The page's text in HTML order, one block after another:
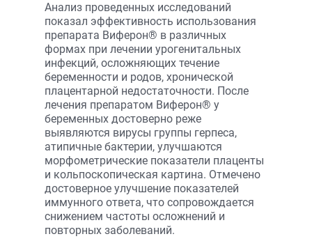
Анализ проведенных исследований
показал эффективность использования
препарата Виферон® в различных
формах при лечении урогенитальных
инфекций, осложняющих течение
беременности и родов, хронической
плацентарной недостаточности. После
лечения препаратом Виферон® у
беременных достоверно реже
выявляются вирусы группы герпеса,
атипичные бактерии, улучшаются
морфометрические показатели плаценты
и кольпоскопическая картина. Отмечено
достоверное улучшение показателей
иммунного ответа, что сопровождается
снижением частоты осложнений и
повторных заболеваний.